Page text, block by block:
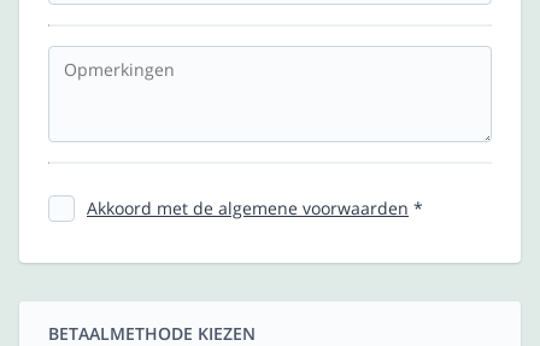
Akkoord met de algemene voorwaarden *
BETAALMETHODE KIEZEN